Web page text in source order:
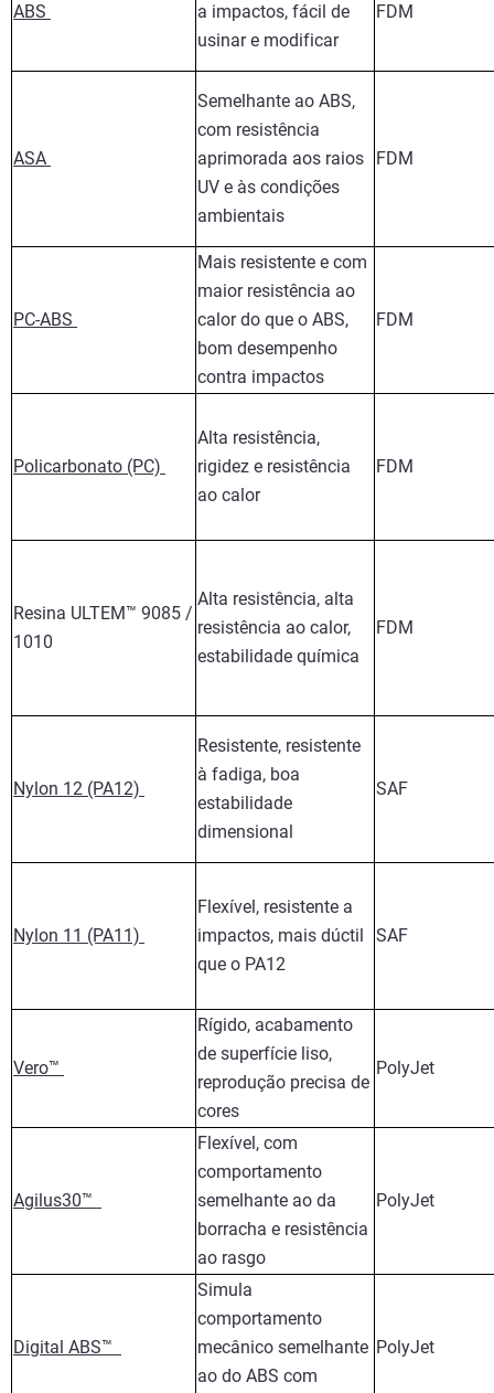
ABS
a impactos, fácil de
usinar e modificar
FDM
ASA
Semelhante ao ABS,
com resistência
aprimorada aos raios
UV e às condições
ambientais
FDM
PC-ABS
Mais resistente e com
maior resistência ao
calor do que o ABS,
bom desempenho
contra impactos
FDM
Policarbonato (PC)
Alta resistência,
rigidez e resistência
ao calor
FDM
Resina ULTEM™ 9085 /
1010
Alta resistência, alta
resistência ao calor,
estabilidade química
FDM
Nylon 12 (PA12)
Resistente, resistente
à fadiga, boa
estabilidade
dimensional
SAF
Nylon 11 (PA11)
Flexível, resistente a
impactos, mais dúctil
que o PA12
SAF
Vero™
Rígido, acabamento
de superfície liso,
reprodução precisa de
cores
PolyJet
Agilus30™
Flexível, com
comportamento
semelhante ao da
borracha e resistência
ao rasgo
PolyJet
Digital ABS™
Simula
comportamento
mecânico semelhante
ao do ABS com
PolyJet